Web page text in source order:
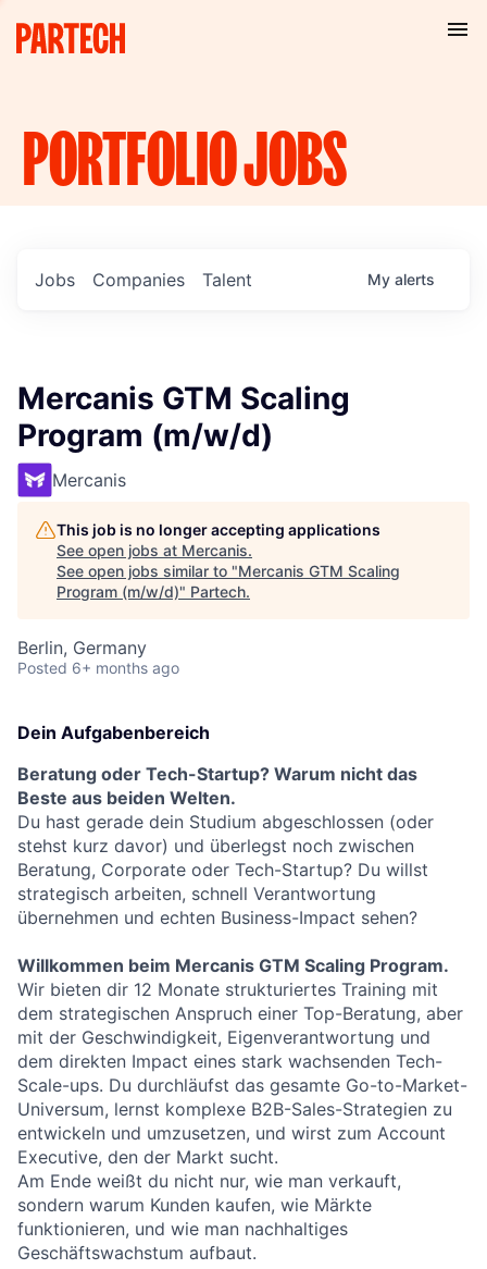
PORTFOLIOJOBS
Jobs Companies Talent My alerts
Mercanis GTM Scaling
Program (m/w/d)
Mercanis
This job is no longer accepting applications
See open jobs at Mercanis.
See open jobs similar to "Mercanis GTM Scaling
Program (m/w/d)" Partech.
Berlin, Germany
Posted 6+ months ago
Dein Aufgabenbereich
Beratung oder Tech-Startup? Warum nicht das
Beste aus beiden Welten.
Du hast gerade dein Studium abgeschlossen (oder
stehst kurz davor) und überlegst noch zwischen
Beratung, Corporate oder Tech-Startup? Du willst
strategisch arbeiten, schnell Verantwortung
übernehmen und echten Business-Impact sehen?
Willkommen beim Mercanis GTM Scaling Program.
Wir bieten dir 12 Monate strukturiertes Training mit
dem strategischen Anspruch einer Top-Beratung, aber
mit der Geschwindigkeit, Eigenverantwortung und
dem direkten Impact eines stark wachsenden Tech-
Scale-ups. Du durchläufst das gesamte Go-to-Market-
Universum, lernst komplexe B2B-Sales-Strategien zu
entwickeln und umzusetzen, und wirst zum Account
Executive, den der Markt sucht.
Am Ende weißt du nicht nur, wie man verkauft,
sondern warum Kunden kaufen, wie Märkte
funktionieren, und wie man nachhaltiges
Geschäftswachstum aufbaut.